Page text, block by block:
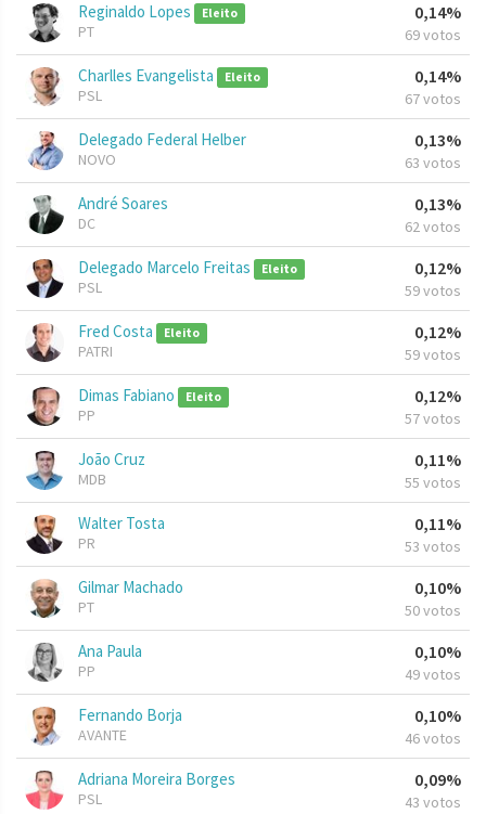
Reginaldo Lopes Eleito
PT
0,14%
69 votos
Charlles Evangelista Eleito
PSL
0,14%
67 votos
Delegado Federal Helber
NOVO
0,13%
63 votos
André Soares
DC
0,13%
62 votos
Delegado Marcelo Freitas Eleito
PSL
0,12%
59 votos
Fred Costa Eleito
PATRI
0,12%
59 votos
Dimas Fabiano Eleito
PP
0,12%
57 votos
João Cruz
MDB
0,11%
55 votos
Walter Tosta
PR
0,11%
53 votos
Gilmar Machado
PT
0,10%
50 votos
Ana Paula
PP
0,10%
49 votos
Fernando Borja
AVANTE
0,10%
46 votos
Adriana Moreira Borges
PSL
0,09%
43 votos